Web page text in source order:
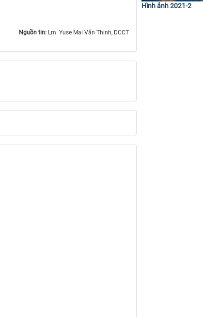
Nguồn tin: Lm. Yuse Mai Văn Thịnh, DCCT
Hình ảnh 2021-2